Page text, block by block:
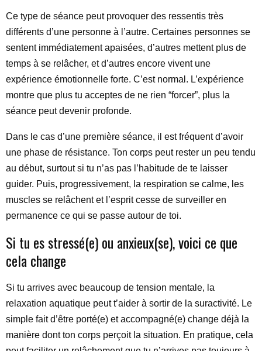
Ce type de séance peut provoquer des ressentis très
différents d’une personne à l’autre. Certaines personnes se
sentent immédiatement apaisées, d’autres mettent plus de
temps à se relâcher, et d’autres encore vivent une
expérience émotionnelle forte. C’est normal. L’expérience
montre que plus tu acceptes de ne rien “forcer”, plus la
séance peut devenir profonde.
Dans le cas d’une première séance, il est fréquent d’avoir
une phase de résistance. Ton corps peut rester un peu tendu
au début, surtout si tu n’as pas l’habitude de te laisser
guider. Puis, progressivement, la respiration se calme, les
muscles se relâchent et l’esprit cesse de surveiller en
permanence ce qui se passe autour de toi.
Si tu es stressé(e) ou anxieux(se), voici ce que
cela change
Si tu arrives avec beaucoup de tension mentale, la
relaxation aquatique peut t’aider à sortir de la suractivité. Le
simple fait d’être porté(e) et accompagné(e) change déjà la
manière dont ton corps perçoit la situation. En pratique, cela